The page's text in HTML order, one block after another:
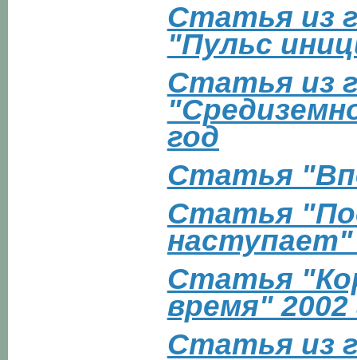
Статья из
"Пульс
Статья из
год
Статья
Статья
наступает"
Статья
время" 2002
Статья из